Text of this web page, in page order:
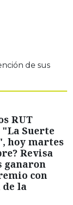
de sus
RUT
"La Suerte
hoy martes
Revisa
ganaron
con
de la